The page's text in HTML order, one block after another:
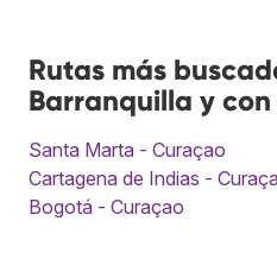
Rutas más
Barranquilla y
Santa Marta - Curaçao
Cartagena de Indias -
Bogotá - Curaçao